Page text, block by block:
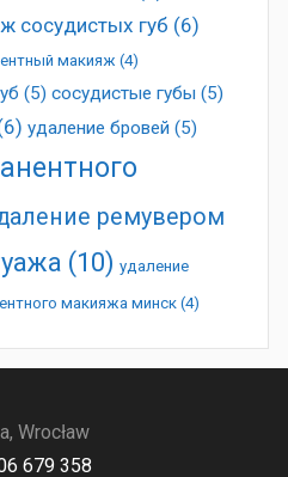
сосудистых губ (6)
макияж (4)
(5) сосудистые губы (5)
удаление бровей (5)
ремувером
(10) удаление
макияжа минск (4)
Wrocław
679 358